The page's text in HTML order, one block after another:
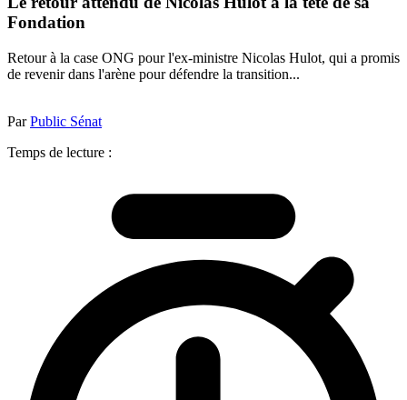
Fondation
Retour à la case ONG pour l'ex-ministre Nicolas Hulot, qui a promis
de revenir dans l'arène pour défendre la transition...
ParPublic Sénat
Temps de lecture :